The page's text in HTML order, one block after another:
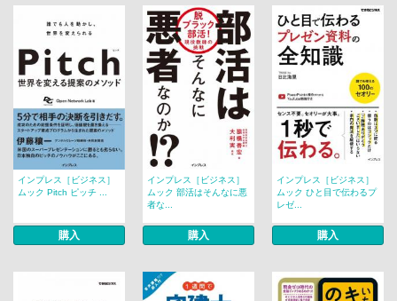
インプレス［ビジネス］
ムック Pitch ピッチ ...
購入
インプレス［ビジネス］
ムック 部活はそんなに悪
者な...
購入
インプレス［ビジネス］
ムック ひと目で伝わるプ
レゼ...
購入